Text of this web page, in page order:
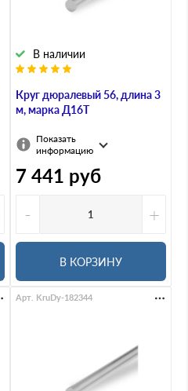
Круг дюралевый 56, длина 3
м, марка Д16Т
В наличии
Показать
информацию
7 441 руб
-
+
В КОРЗИНУ
Арт. KruDy-182344